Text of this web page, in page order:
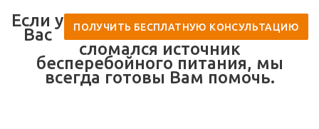
ПОЛУЧИТЬ БЕСПЛАТНУЮ КОНСУЛЬТАЦИЮ
Если у
Вас
сломался источник
бесперебойного питания, мы
всегда готовы Вам помочь.